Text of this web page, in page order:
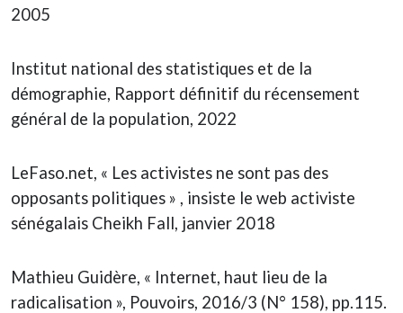
2005
Institut national des statistiques et de la
démographie, Rapport définitif du récensement
général de la population, 2022
LeFaso.net, « Les activistes ne sont pas des
opposants politiques » , insiste le web activiste
sénégalais Cheikh Fall, janvier 2018
Mathieu Guidère, « Internet, haut lieu de la
radicalisation », Pouvoirs, 2016/3 (N° 158), pp.115.